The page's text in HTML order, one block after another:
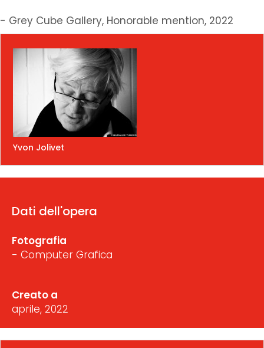
- Grey Cube Gallery, Honorable mention, 2022
Yvon Jolivet
Dati dell'opera
Fotografia
- Computer Grafica
Creato a
aprile, 2022